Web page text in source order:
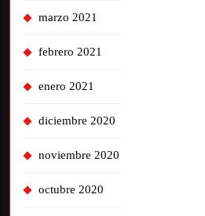
marzo 2021
febrero 2021
enero 2021
diciembre 2020
noviembre 2020
octubre 2020